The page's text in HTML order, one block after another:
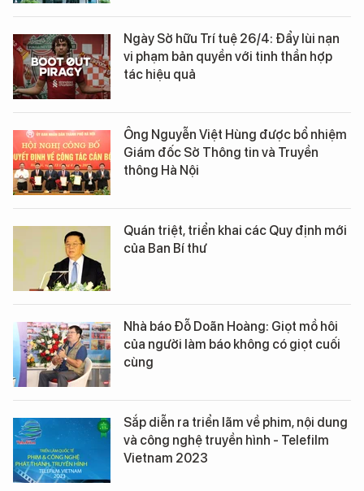
Ngày Sở hữu Trí tuệ 26/4: Đẩy lùi nạn
vi phạm bản quyền với tinh thần hợp
tác hiệu quả
Ông Nguyễn Việt Hùng được bổ nhiệm
Giám đốc Sở Thông tin và Truyền
thông Hà Nội
Quán triệt, triển khai các Quy định mới
của Ban Bí thư
Nhà báo Đỗ Doãn Hoàng: Giọt mồ hôi
của người làm báo không có giọt cuối
cùng
Sắp diễn ra triển lãm về phim, nội dung
và công nghệ truyền hình - Telefilm
Vietnam 2023